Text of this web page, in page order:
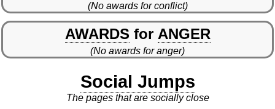
(No awards for conflict)
AWARDS for ANGER
(No awards for anger)
Social Jumps
The pages that are socially close